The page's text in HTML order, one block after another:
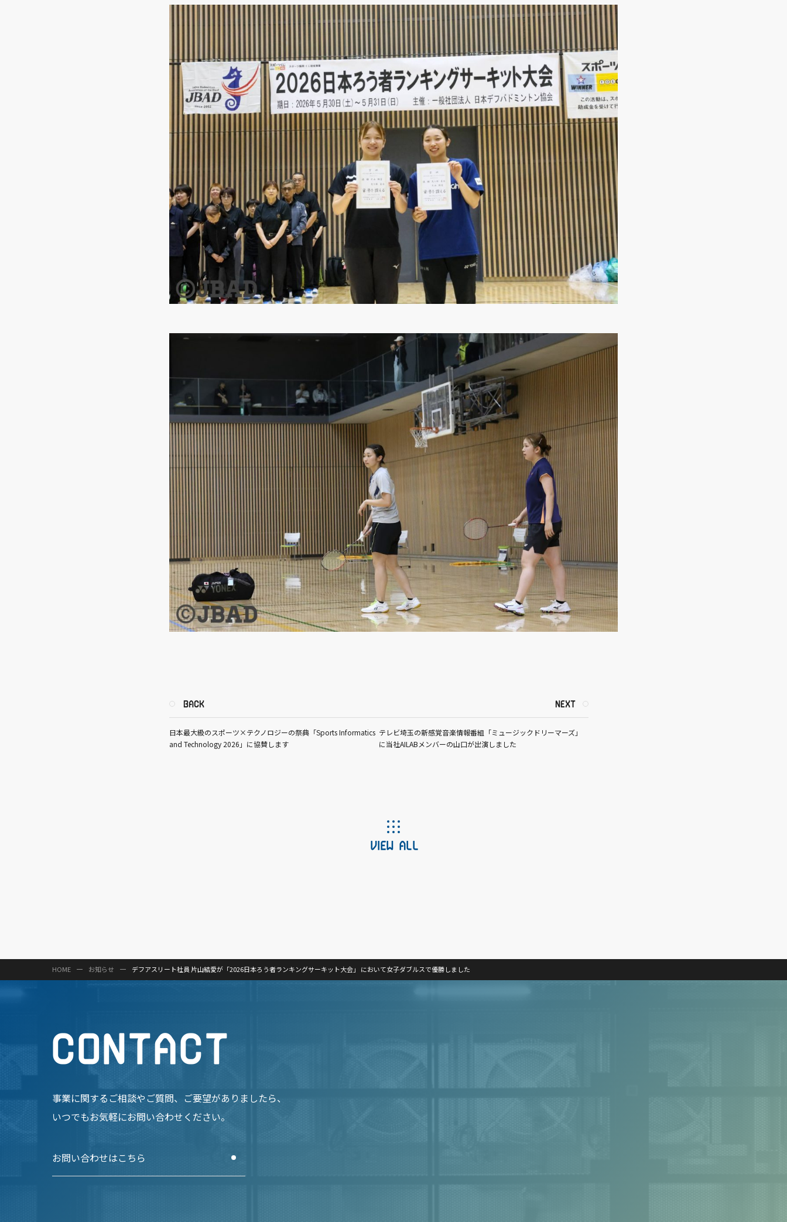
BACK
日本最大級のスポーツ×テクノロジーの祭典「Sports Informatics
and Technology 2026」に協賛します
NEXT
テレビ埼玉の新感覚音楽情報番組「ミュージックドリーマーズ」
に当社AILABメンバーの山口が出演しました
VIEW ALL
HOME お知らせ デフアスリート社員 片山結愛が「2026日本ろう者ランキングサーキット大会」 において女子ダブルスで優勝しました
CONTACT
事業に関するご相談やご質問、 ご要望がありましたら、
いつでもお気軽にお問い合わせください。
お問い合わせはこちら